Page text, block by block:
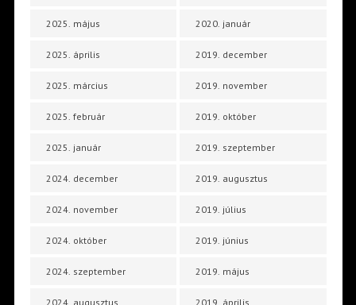
2025. május
2025. április
2025. március
2025. február
2025. január
2024. december
2024. november
2024. október
2024. szeptember
2024. augusztus
2020. január
2019. december
2019. november
2019. október
2019. szeptember
2019. augusztus
2019. július
2019. június
2019. május
2019. április